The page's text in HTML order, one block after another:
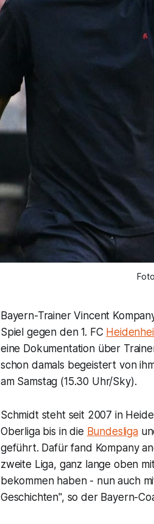
Bayern-Trainer Vincent
Spiel gegen den 1. FC
eine Dokumentation über
schon damals begeistert von
am Samstag (15.30 Uhr/Sky).
Schmidt steht seit 2007 in
Oberliga bis in die Bundesliga
geführt. Dafür fand Kompany
zweite Liga, ganz lange oben
bekommen haben - nun auch
Geschichten", so der Bayern-